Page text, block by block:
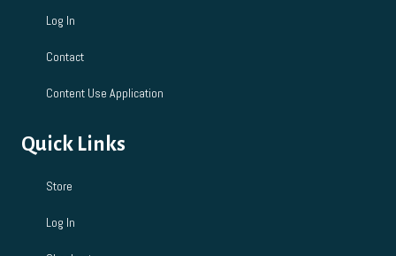
Log In
Contact
Content Use Application
Quick Links
Store
Log In